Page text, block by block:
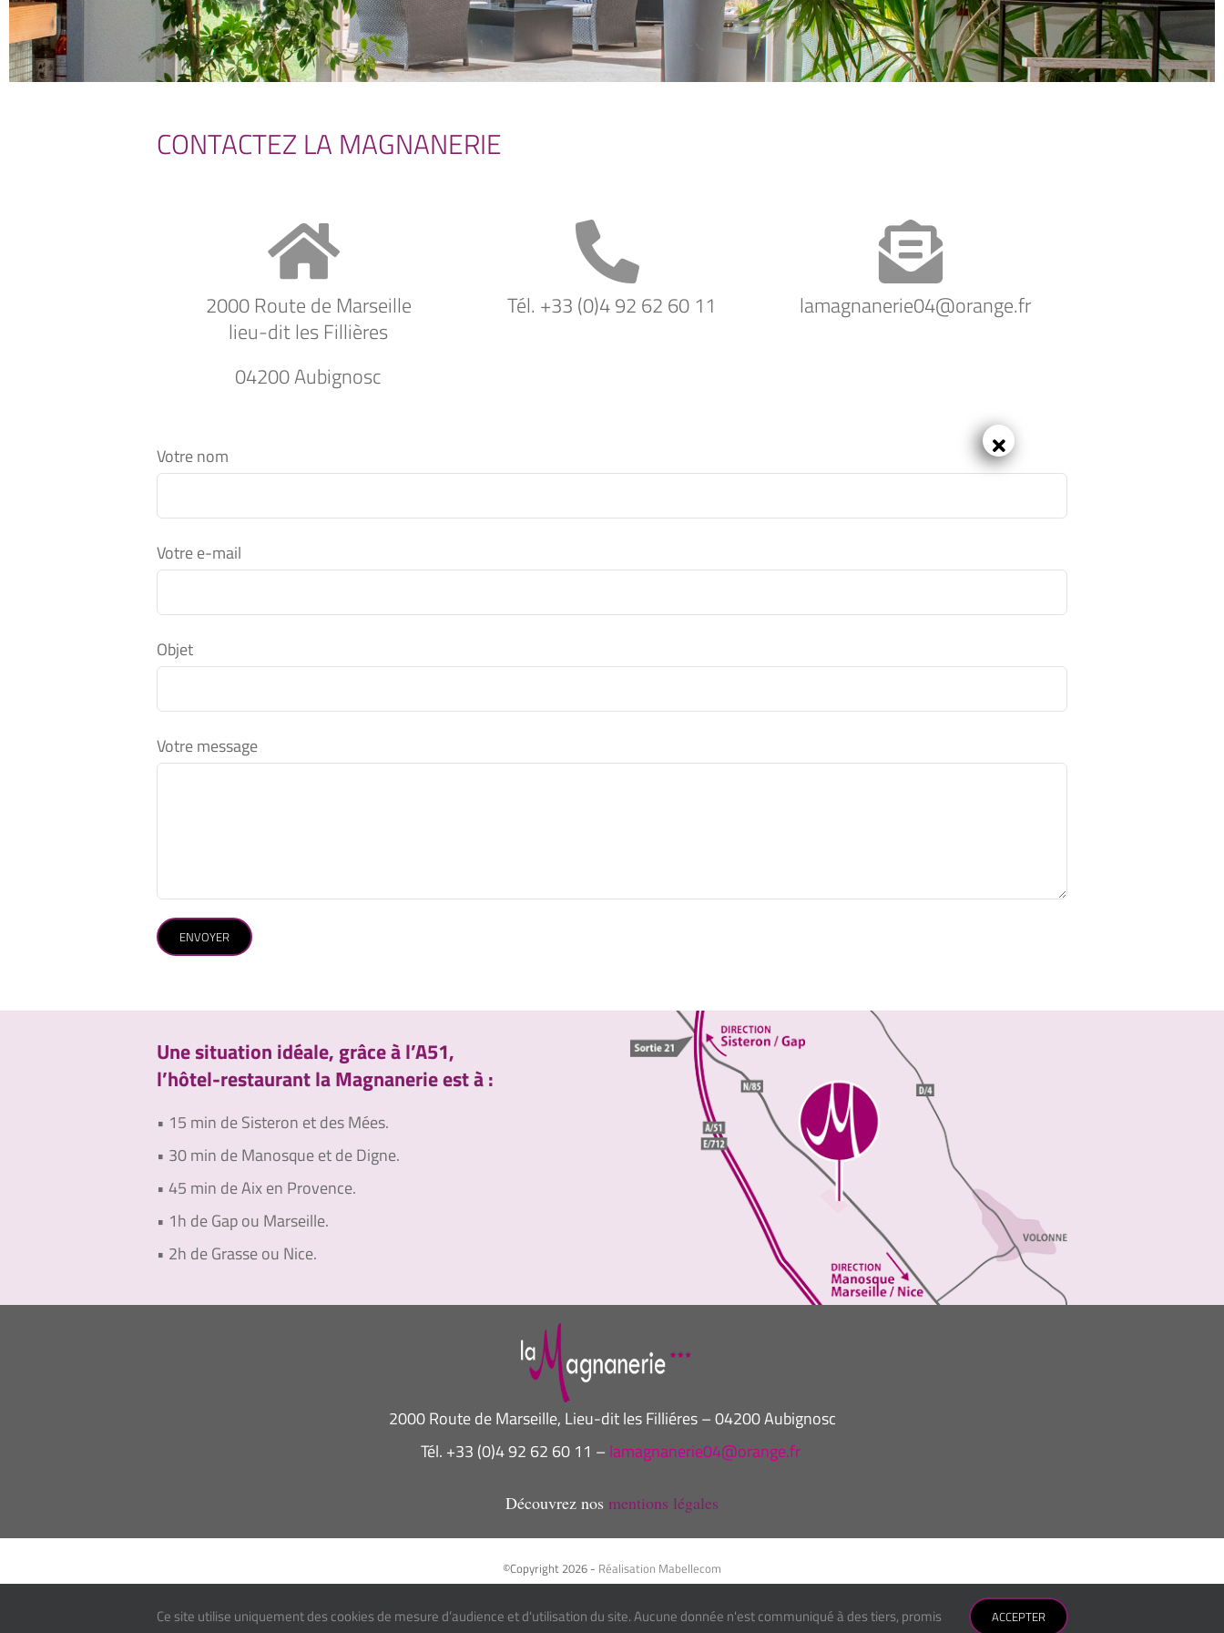
CONTACTEZ LA MAGNANERIE
2000 Route de Marseille
lieu-dit les Fillières
04200 Aubignosc
Tél. +33 (0)4 92 62 60 11 lamagnanerie04@orange.fr
Votre nom
Votre e-mail
Objet
Votre message
Une situation idéale, grâce à l’A51,
l’hôtel-restaurant la Magnanerie est à :
• 15 min de Sisteron et des Mées.
• 30 min de Manosque et de Digne.
• 45 min de Aix en Provence.
• 1h de Gap ou Marseille.
• 2h de Grasse ou Nice.
2000 Route de Marseille, Lieu-dit les Filliéres – 04200 Aubignosc
Tél. +33 (0)4 92 62 60 11 – lamagnanerie04@orange.fr
Découvrez nos mentions légales
©Copyright 2026 - Réalisation Mabellecom
FacebookInstagram
Ce site utilise uniquement des cookies de mesure d’audience et d'utilisation du site. Aucune donnée n'est communiqué à des tiers, promis ACCEPTER